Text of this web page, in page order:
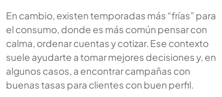
En cambio, existen temporadas más “frías” para
el consumo, donde es más común pensar con
calma, ordenar cuentas y cotizar. Ese contexto
suele ayudarte a tomar mejores decisiones y, en
algunos casos, a encontrar campañas con
buenas tasas para clientes con buen perfil.